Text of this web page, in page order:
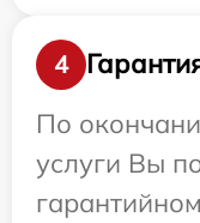
4
По
услуги Вы